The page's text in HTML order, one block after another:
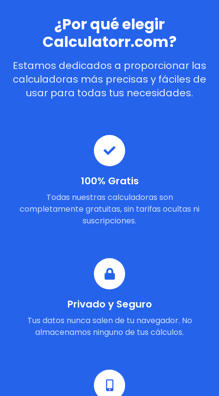
¿Por qué elegir
Calculatorr.com?
Estamos dedicados a proporcionar las
calculadoras más precisas y fáciles de
usar para todas tus necesidades.
100% Gratis
Todas nuestras calculadoras son
completamente gratuitas, sin tarifas ocultas ni
suscripciones.
Privado y Seguro
Tus datos nunca salen de tu navegador. No
almacenamos ninguno de tus cálculos.